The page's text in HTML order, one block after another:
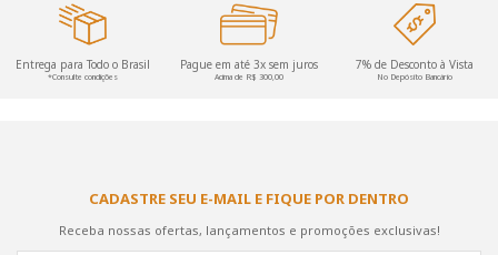
Entrega para Todo o Brasil
*Consulte condições
Pague em até 3x sem juros
Acima de R$ 300,00
7% de Desconto à Vista
No Depósito Bancário
CADASTRE SEU E-MAIL E FIQUE POR DENTRO
Receba nossas ofertas, lançamentos e promoções exclusivas!